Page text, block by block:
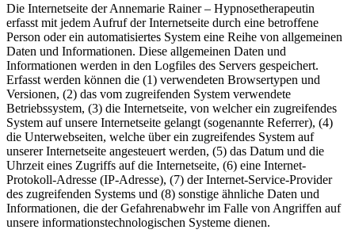
Die Internetseite der Annemarie Rainer – Hypnosetherapeutin
erfasst mit jedem Aufruf der Internetseite durch eine betroffene
Person oder ein automatisiertes System eine Reihe von allgemeinen
Daten und Informationen. Diese allgemeinen Daten und
Informationen werden in den Logfiles des Servers gespeichert.
Erfasst werden können die (1) verwendeten Browsertypen und
Versionen, (2) das vom zugreifenden System verwendete
Betriebssystem, (3) die Internetseite, von welcher ein zugreifendes
System auf unsere Internetseite gelangt (sogenannte Referrer), (4)
die Unterwebseiten, welche über ein zugreifendes System auf
unserer Internetseite angesteuert werden, (5) das Datum und die
Uhrzeit eines Zugriffs auf die Internetseite, (6) eine Internet-
Protokoll-Adresse (IP-Adresse), (7) der Internet-Service-Provider
des zugreifenden Systems und (8) sonstige ähnliche Daten und
Informationen, die der Gefahrenabwehr im Falle von Angriffen auf
unsere informationstechnologischen Systeme dienen.